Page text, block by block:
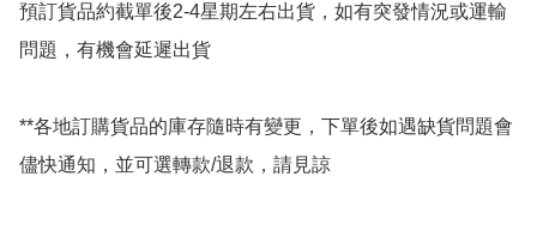
預訂貨品約截單後2-4星期左右出貨，如有突發情況或運輸
問題，有機會延遲出貨
**各地訂購貨品的庫存隨時有變更，下單後如遇缺貨問題會
儘快通知，並可選轉款/退款，請見諒